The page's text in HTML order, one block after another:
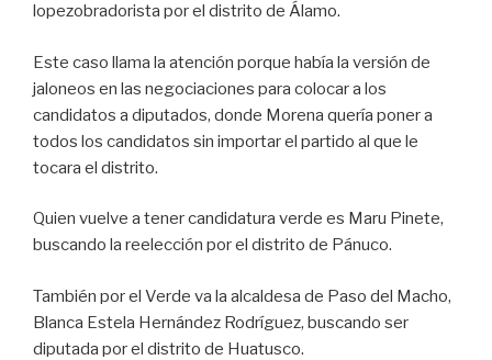
lopezobradorista por el distrito de Álamo.
Este caso llama la atención porque había la versión de
jaloneos en las negociaciones para colocar a los
candidatos a diputados, donde Morena quería poner a
todos los candidatos sin importar el partido al que le
tocara el distrito.
Quien vuelve a tener candidatura verde es Maru Pinete,
buscando la reelección por el distrito de Pánuco.
También por el Verde va la alcaldesa de Paso del Macho,
Blanca Estela Hernández Rodríguez, buscando ser
diputada por el distrito de Huatusco.